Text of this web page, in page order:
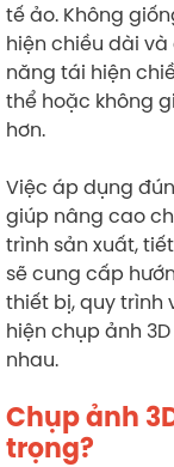
tế ảo. Không
hiện chiều dài và
năng tái hiện
thể hoặc không
hơn.
Việc áp dụng
giúp nâng cao
trình sản xuất,
sẽ cung cấp
thiết bị, quy trình
hiện chụp ảnh
nhau.
Chụp ảnh
trọng?